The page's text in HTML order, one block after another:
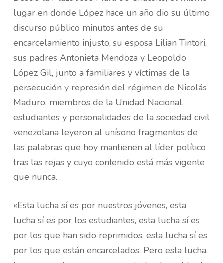
lugar en donde López hace un año dio su último
discurso público minutos antes de su
encarcelamiento injusto, su esposa Lilian Tintori,
sus padres Antonieta Mendoza y Leopoldo
López Gil, junto a familiares y víctimas de la
persecución y represión del régimen de Nicolás
Maduro, miembros de la Unidad Nacional,
estudiantes y personalidades de la sociedad civil
venezolana leyeron al unísono fragmentos de
las palabras que hoy mantienen al líder político
tras las rejas y cuyo contenido está más vigente
que nunca.
«Esta lucha sí es por nuestros jóvenes, esta
lucha sí es por los estudiantes, esta lucha sí es
por los que han sido reprimidos, esta lucha sí es
por los que están encarcelados. Pero esta lucha,